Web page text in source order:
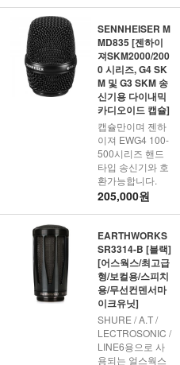
SENNHEISER M
MD835 [젠하이
져SKM2000/200
0 시리즈, G4 SK
M 및 G3 SKM 송
신기용 다이내믹
카디오이드 캡슐]
캡슐만이며 젠하
이져 EWG4 100-
500시리즈 핸드
타입 송신기와 호
환가능합니다.
205,000원
EARTHWORKS
SR3314-B [블랙]
[어스웍스/최고급
형/보컬용/스피치
용/무선컨덴서마
이크유닛]
SHURE / A.T /
LECTROSONIC /
LINE6용으로 사
용되는 얼스웍스